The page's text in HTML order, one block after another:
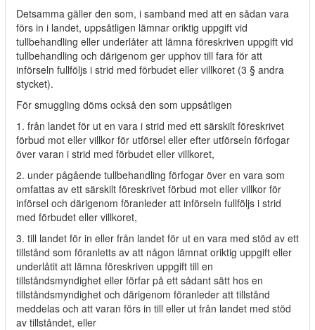
Detsamma gäller den som, i samband med att en sådan vara
förs in i landet, uppsåtligen lämnar oriktig uppgift vid
tullbehandling eller underlåter att lämna föreskriven uppgift vid
tullbehandling och därigenom ger upphov till fara för att
införseln fullföljs i strid med förbudet eller villkoret (3 § andra
stycket).
För smuggling döms också den som uppsåtligen
1. från landet för ut en vara i strid med ett särskilt föreskrivet
förbud mot eller villkor för utförsel eller efter utförseln förfogar
över varan i strid med förbudet eller villkoret,
2. under pågående tullbehandling förfogar över en vara som
omfattas av ett särskilt föreskrivet förbud mot eller villkor för
införsel och därigenom föranleder att införseln fullföljs i strid
med förbudet eller villkoret,
3. till landet för in eller från landet för ut en vara med stöd av ett
tillstånd som föranletts av att någon lämnat oriktig uppgift eller
underlåtit att lämna föreskriven uppgift till en
tillståndsmyndighet eller förfar på ett sådant sätt hos en
tillståndsmyndighet och därigenom föranleder att tillstånd
meddelas och att varan förs in till eller ut från landet med stöd
av tillståndet, eller